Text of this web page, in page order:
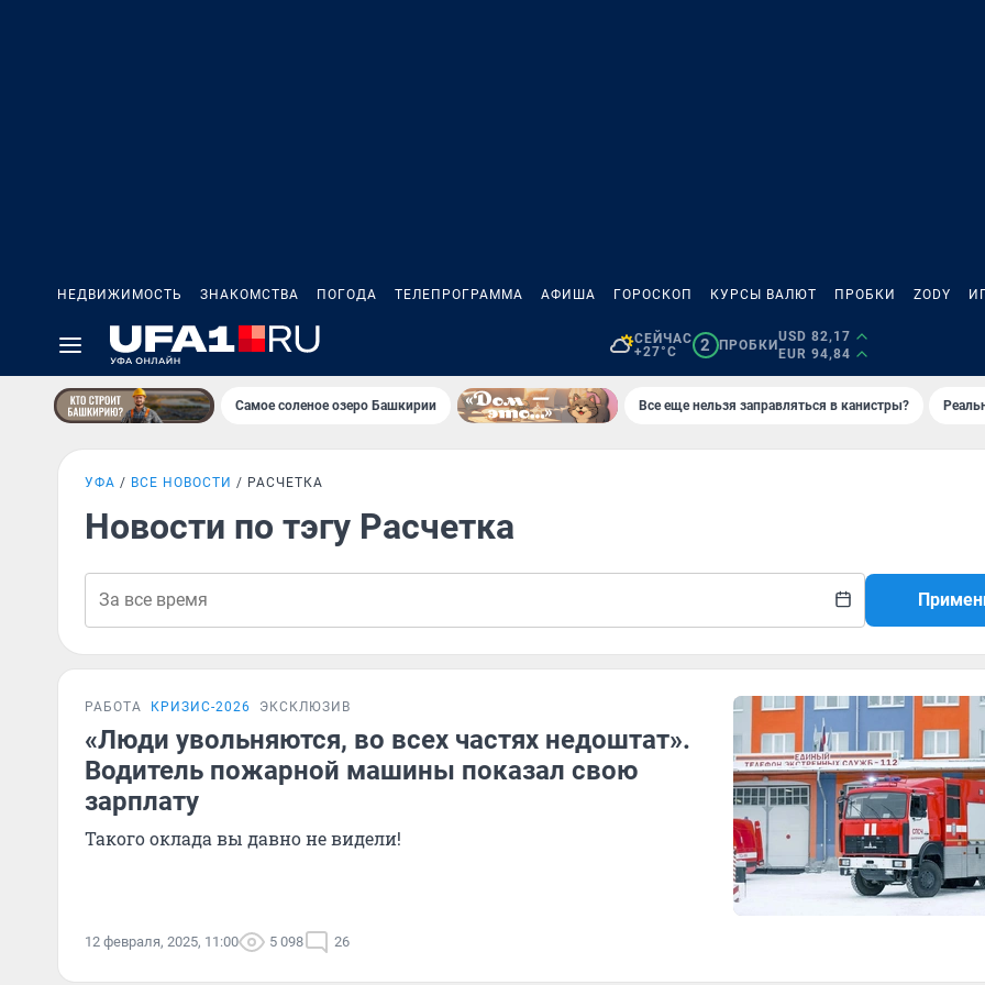
НЕДВИЖИМОСТЬ ЗНАКОМСТВА ПОГОДА ТЕЛЕПРОГРАММА АФИША ГОРОСКОП КУРСЫ ВАЛЮТ ПРОБКИ ZODY
СЕЙЧАС
+27°C
2 ПРОБКИ
USD 82,17
EUR 94,84
Самое соленое озеро Башкирии Все еще нельзя заправляться в канистры?
УФА ВСЕ НОВОСТИ РАСЧЕТКА
Новости по тэгу Расчетка
РАБОТА КРИЗИС-2026 ЭКСКЛЮЗИВ
«Люди увольняются, во всех частях недоштат».
Водитель пожарной машины показал свою
зарплату
Такого оклада вы давно не видели!
12 февраля, 2025, 11:00 5 098 26